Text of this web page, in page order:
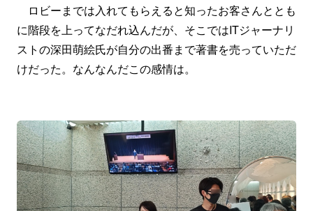
ロビーまでは入れてもらえると知ったお客さんととも
に階段を上ってなだれ込んだが、そこではITジャーナリ
ストの深田萌絵氏が自分の出番まで著書を売っていただ
けだった。なんなんだこの感情は。